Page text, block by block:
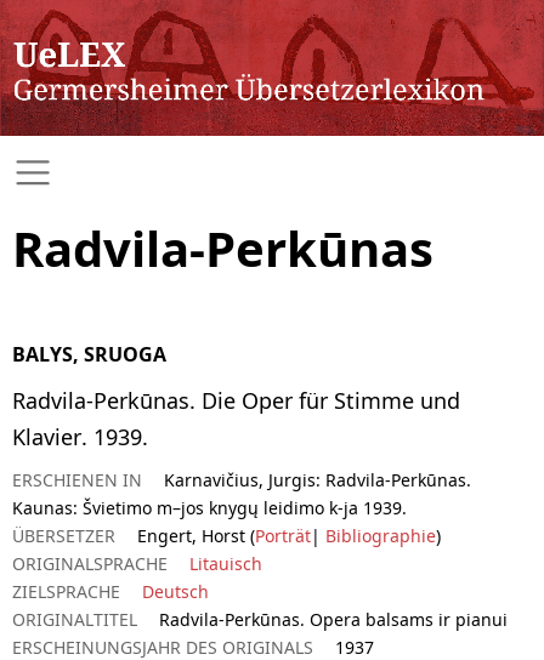
Radvila-Perkūnas
BALYS, SRUOGA
Radvila-Perkūnas. Die Oper für Stimme und
Klavier. 1939.
ERSCHIENEN IN
Karnavičius, Jurgis: Radvila-Perkūnas.
Kaunas: Švietimo m–jos knygų leidimo k-ja 1939.
ÜBERSETZER
Engert, Horst (Porträt| Bibliographie)
ORIGINALSPRACHE
Litauisch
ZIELSPRACHE
Deutsch
ORIGINALTITEL
Radvila-Perkūnas. Opera balsams ir pianui
ERSCHEINUNGSJAHR DES ORIGINALS
1937